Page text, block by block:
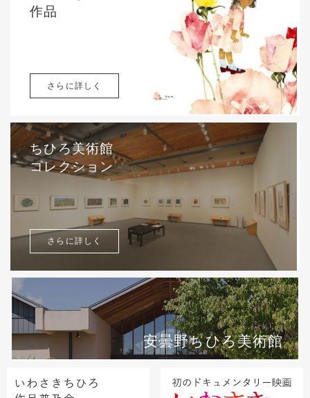
作品
さらに詳しく
ちひろ美術館
コレクション
さらに詳しく
安曇野ちひろ美術館